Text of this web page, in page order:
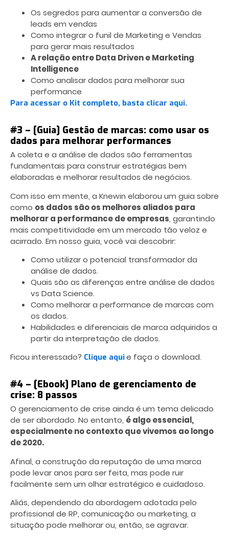
Os segredos para aumentar a conversão de
leads em vendas
Como integrar o funil de Marketing e Vendas
para gerar mais resultados
A relação entre Data Driven e Marketing
Intelligence
Como analisar dados para melhorar sua
performance
Para acessar o Kit completo, basta clicar aqui.
#3 – [Guia] Gestão de marcas: como usar os
dados para melhorar performances
A coleta e a análise de dados são ferramentas
fundamentais para construir estratégias bem
elaboradas e melhorar resultados de negócios.
Com isso em mente, a Knewin elaborou um guia sobre
como os dados são os melhores aliados para
melhorar a performance de empresas, garantindo
mais competitividade em um mercado tão veloz e
acirrado. Em nosso guia, você vai descobrir:
Como utilizar o potencial transformador da
análise de dados.
Quais são as diferenças entre análise de dados
vs Data Science.
Como melhorar a performance de marcas com
os dados.
Habilidades e diferenciais de marca adquiridos a
partir da interpretação de dados.
Ficou interessado? Clique aquie faça o download.
#4 – [Ebook] Plano de gerenciamento de
crise: 8 passos
O gerenciamento de crise ainda é um tema delicado
de ser abordado. No entanto, é algo essencial,
especialmente no contexto que vivemos ao longo
de 2020.
Afinal, a construção da reputação de uma marca
pode levar anos para ser feita, mas pode ruir
facilmente sem um olhar estratégico e cuidadoso.
Aliás, dependendo da abordagem adotada pelo
profissional de RP, comunicação ou marketing, a
situação pode melhorar ou, então, se agravar.